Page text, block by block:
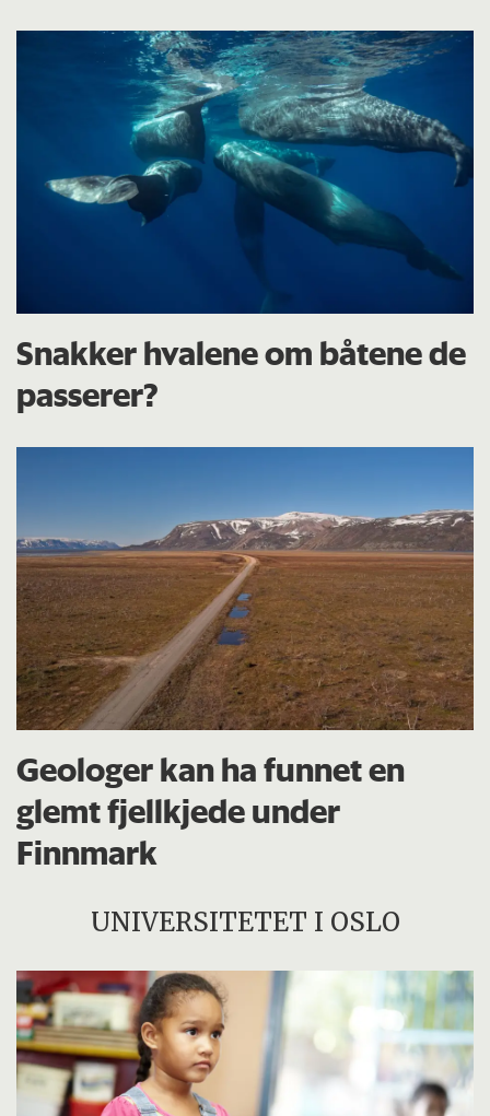
Snakker hvalene om båtene de
passerer?
Geologer kan ha funnet en
glemt fjellkjede under
Finnmark
UNIVERSITETET I OSLO